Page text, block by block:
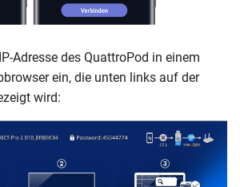
Adresse des QuattroPod in einem
ein, die unten links auf der
wird: